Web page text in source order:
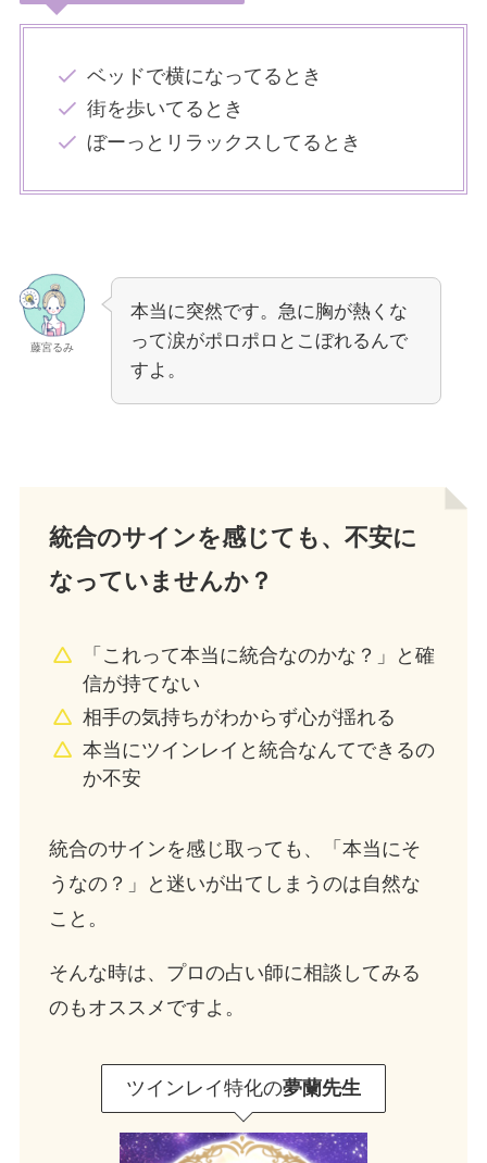
ベッドで横になってるとき
街を歩いてるとき
ぼーっとリラックスしてるとき
藤宮るみ
本当に突然です。急に胸が熱くな
って涙がポロポロとこぼれるんで
すよ。
統合のサインを感じても、不安に
なっていませんか？
「これって本当に統合なのかな？」と確
信が持てない
相手の気持ちがわからず心が揺れる
本当にツインレイと統合なんてできるの
か不安
統合のサインを感じ取っても、「本当にそ
うなの？」と迷いが出てしまうのは自然な
こと。
そんな時は、プロの占い師に相談してみる
のもオススメですよ。
ツインレイ特化の夢蘭先生